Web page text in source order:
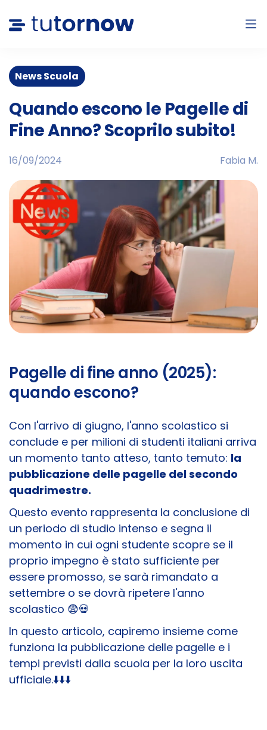
News Scuola
Quando escono le Pagelle di
Fine Anno? Scoprilo subito!
16/09/2024 Fabia M.
Pagelle di fine anno (2025):
quando escono?
Con l'arrivo di giugno, l'anno scolastico si
conclude e per milioni di studenti italiani arriva
un momento tanto atteso, tanto temuto: la
pubblicazione delle pagelle del secondo
quadrimestre.
Questo evento rappresenta la conclusione di
un periodo di studio intenso e segna il
momento in cui ogni studente scopre se il
proprio impegno è stato sufficiente per
essere promosso, se sarà rimandato a
settembre o se dovrà ripetere l'anno
scolastico 😨​💀
In questo articolo, capiremo insieme come
funziona la pubblicazione delle pagelle e i
tempi previsti dalla scuola per la loro uscita
ufficiale.⬇️​⬇️​⬇️​